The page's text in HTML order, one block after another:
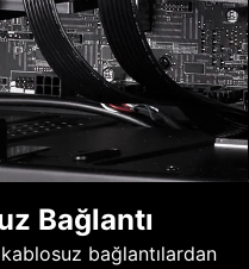
Bağlantı
bağlantılardan